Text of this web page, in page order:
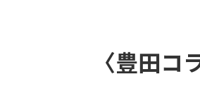
〈豊田